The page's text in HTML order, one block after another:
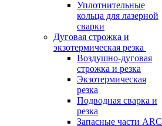
Уплотнительные
кольца для лазерной
сварки
Дуговая строжка и
экзотермическая резка
Воздушно-дуговая
строжка и резка
Экзотермическая
резка
Подводная сварка и
резка
Запасные части ARC